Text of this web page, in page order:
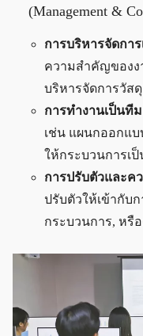
(Management &
การบริหารจัดกา
ความสำคัญของง
บริหารจัดการวัส
การทำงานเป็นที
เช่น แผนกออกแ
ให้กระบวนการเ
การปรับตัวและค
ปรับตัวให้เข้ากับ
กระบวนการ, หรื